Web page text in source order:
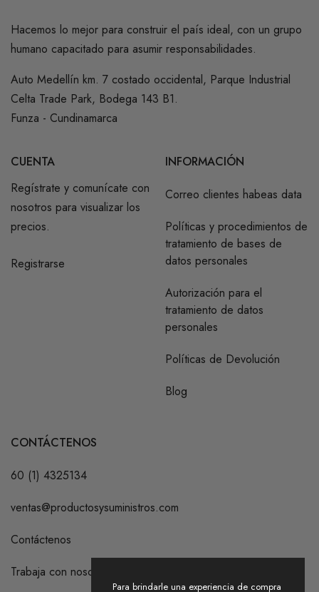
Hacemos lo mejor para construir el país ideal, con un grupo
humano capacitado para asumir responsabilidades.
Auto Medellín km. 7 costado occidental, Parque Industrial
Celta Trade Park, Bodega 143 B1.
Funza - Cundinamarca
CUENTA
Regístrate y comunícate con
nosotros para visualizar los
precios.
Registrarse
INFORMACIÓN
Correo clientes habeas data
Políticas y procedimientos de
tratamiento de bases de
datos personales
Autorización para el
tratamiento de datos
personales
Políticas de Devolución
Blog
CONTÁCTENOS
60 (1) 4325134
ventas@productosysuministros.com
Contáctenos
Trabaja con nosotros
Para brindarle una experiencia de compra